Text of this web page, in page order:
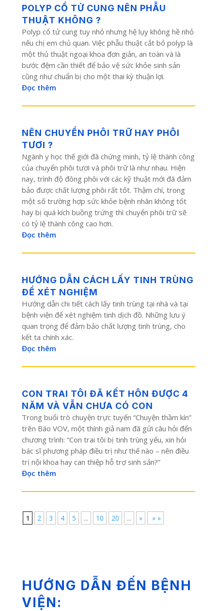
POLYP CỔ TỬ CUNG NÊN PHẪU
THUẬT KHÔNG ?
Polyp cổ tử cung tuy nhỏ nhưng hệ lụy không hề nhỏ
nếu chị em chủ quan. Việc phẫu thuật cắt bỏ polyp là
một thủ thuật ngoại khoa đơn giản, an toàn và là
bước đệm cần thiết để bảo vệ sức khỏe sinh sản
cũng như chuẩn bị cho một thai kỳ thuận lợi.
Đọc thêm
NÊN CHUYỂN PHÔI TRỮ HAY PHÔI
TƯƠI ?
Ngành y học thế giới đã chứng minh, tỷ lệ thành công
của chuyển phôi tươi và phôi trữ là như nhau. Hiện
nay, trình độ đông phôi với các kỹ thuật mới đã đảm
bảo được chất lượng phôi rất tốt. Thậm chí, trong
một số trường hợp sức khỏe bệnh nhân không tốt
hay bị quá kích buồng trứng thì chuyển phôi trữ sẽ
có tỷ lệ thành công cao hơn.
Đọc thêm
HƯỚNG DẪN CÁCH LẤY TINH TRÙNG
ĐỂ XÉT NGHIỆM
Hướng dẫn chi tiết cách lấy tinh trùng tại nhà và tại
bệnh viện để xét nghiệm tinh dịch đồ. Những lưu ý
quan trọng để đảm bảo chất lượng tinh trùng, cho
kết ta chính xác.
Đọc thêm
CON TRAI TÔI ĐÃ KẾT HÔN ĐƯỢC 4
NĂM VÀ VẪN CHƯA CÓ CON
Trong buổi trò chuyện trực tuyến “Chuyện thầm kín”
trên Báo VOV, một thính giả nam đã gửi câu hỏi đến
chương trình: “Con trai tôi bị tinh trùng yếu, xin hỏi
bác sĩ phương pháp điều trị như thế nào – nên điều
trị nội khoa hay can thiệp hỗ trợ sinh sản?”
Đọc thêm
1 2 3 4 5 ... 10 20 ... » » »
HƯỚNG DẪN ĐẾN BỆNH
VIỆN: